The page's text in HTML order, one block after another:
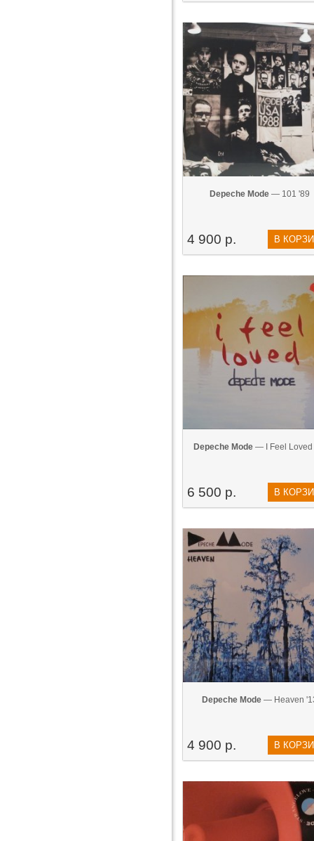
Depeche Mode — 101 '89
4 900 р. В
Depeche Mode — I Feel Loved
6 500 р. В
Depeche Mode — Heaven
4 900 р. В